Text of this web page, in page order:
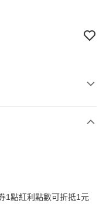
1點紅利點數可折抵1元